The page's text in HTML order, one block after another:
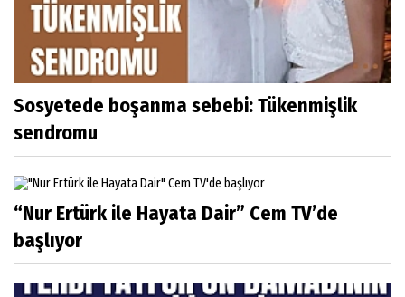
Sosyetede boşanma sebebi: Tükenmişlik
sendromu
“Nur Ertürk ile Hayata Dair” Cem TV’de
başlıyor